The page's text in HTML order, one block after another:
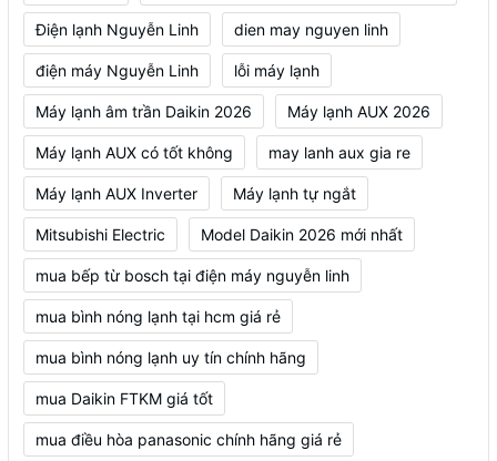
Điện lạnh Nguyễn Linh dien may nguyen linh
điện máy Nguyễn Linh lỗi máy lạnh
Máy lạnh âm trần Daikin 2026 Máy lạnh AUX 2026
Máy lạnh AUX có tốt không may lanh aux gia re
Máy lạnh AUX Inverter Máy lạnh tự ngắt
Mitsubishi Electric Model Daikin 2026 mới nhất
mua bếp từ bosch tại điện máy nguyễn linh
mua bình nóng lạnh tại hcm giá rẻ
mua bình nóng lạnh uy tín chính hãng
mua Daikin FTKM giá tốt
mua điều hòa panasonic chính hãng giá rẻ